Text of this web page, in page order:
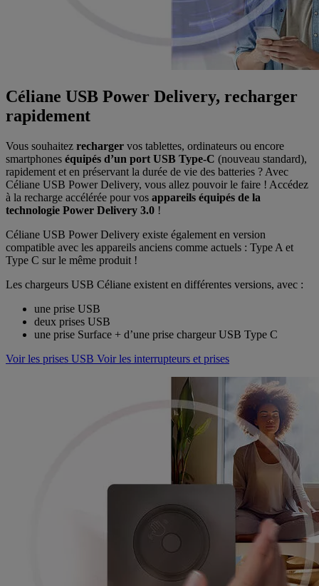
Céliane USB Power Delivery, recharger
rapidement
Vous souhaitez recharger vos tablettes, ordinateurs ou encore
smartphones équipés d’un port USB Type-C (nouveau standard),
rapidement et en préservant la durée de vie des batteries ? Avec
Céliane USB Power Delivery, vous allez pouvoir le faire ! Accédez
à la recharge accélérée pour vos appareils équipés de la
technologie Power Delivery 3.0 !
Céliane USB Power Delivery existe également en version
compatible avec les appareils anciens comme actuels : Type A et
Type C sur le même produit !
Les chargeurs USB Céliane existent en différentes versions, avec :
une prise USB
deux prises USB
une prise Surface + d’une prise chargeur USB Type C
Voir les prises USB Voir les interrupteurs et prises